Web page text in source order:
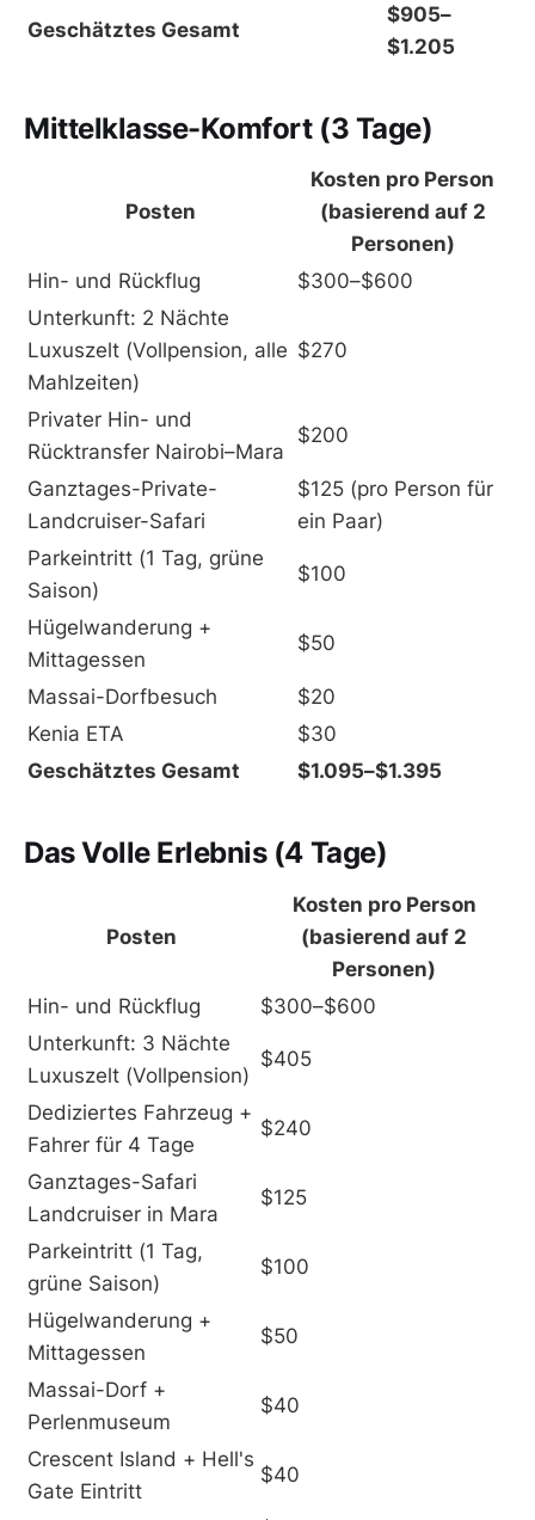
Geschätztes Gesamt
$905–
$1.205
Mittelklasse-Komfort (3 Tage)
Posten
Kosten pro Person
(basierend auf 2
Personen)
Hin- und Rückflug
$300–$600
Unterkunft: 2 Nächte
Luxuszelt (Vollpension, alle
Mahlzeiten)
$270
Privater Hin- und
Rücktransfer Nairobi–Mara
$200
Ganztages-Private-
Landcruiser-Safari
$125 (pro Person für
ein Paar)
Parkeintritt (1 Tag, grüne
Saison)
$100
Hügelwanderung +
Mittagessen
$50
Massai-Dorfbesuch
$20
Kenia ETA
$30
Geschätztes Gesamt
$1.095–$1.395
Das Volle Erlebnis (4 Tage)
Posten
Kosten pro Person
(basierend auf 2
Personen)
Hin- und Rückflug
$300–$600
Unterkunft: 3 Nächte
Luxuszelt (Vollpension)
$405
Dediziertes Fahrzeug +
Fahrer für 4 Tage
$240
Ganztages-Safari
Landcruiser in Mara
$125
Parkeintritt (1 Tag,
grüne Saison)
$100
Hügelwanderung +
Mittagessen
$50
Massai-Dorf +
Perlenmuseum
$40
Crescent Island + Hell's
Gate Eintritt
$40